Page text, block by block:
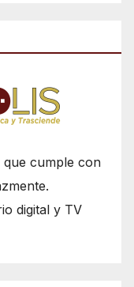
que cumple con
digital y TV